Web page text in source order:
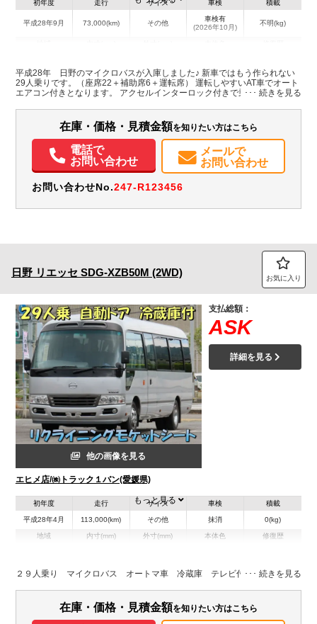
初年度
平成28年9月
走行
73,000(km)
サイズ
その他
車検
車検有
(2026年10月)
積載
不明(kg)
群馬県 -
W:2,030
H:2,580
無
パワステ ABS エアバッグ 電動格納ミラー カーナビ
バックモニター
平成28年 日野のマイクロバスが入庫しました♪ 新車ではもう作られない
29人乗りです。（座席22＋補助席6＋運転席） 運転しやすいAT車でオート
エアコン付きとなります。 アクセルインターロック付きで乗り降りの際も
の切り替えレバーもついています。 座席はモケット・リクライニングで
す。 車検も10月まで付いており、大変オススメの1台となります！
在庫・価格・見積金額を知りたい方はこちら
電話で
お問い合わせ
メールで
お問い合わせ
お問い合わせNo.247-R123456
日野 リエッセ SDG-XZB50M (2WD) お気に入り
他の画像を見る
エヒメ店/㈱トラック１バン(愛媛県)
支払総額：
ASK
詳細を見る
初年度
平成28年4月
走行
113,000(km)
サイズ
その他
車検
抹消
積載
0(kg)
地域 内寸(mm) 外寸(mm)
H:2,570
本体色 修復歴
エアコン パワステ ABS 電動格納ミラー カーナビ TV
ETC
もっと見る
２９人乗り マイクロバス オートマ車 冷蔵庫 テレビ付
在庫・価格・見積金額を知りたい方はこちら